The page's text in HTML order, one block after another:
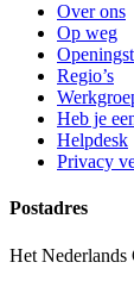
Over ons
Op weg
Regio’s
Heb je
Helpdesk
Privacy
Postadres
Het Nederlands